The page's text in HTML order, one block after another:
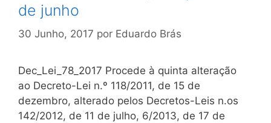
de junho
30 Junho, 2017 por Eduardo Brás
Dec_Lei_78_2017 Procede à quinta alteração
ao Decreto-Lei n.º 118/2011, de 15 de
dezembro, alterado pelos Decretos-Leis n.os
142/2012, de 11 de julho, 6/2013, de 17 de